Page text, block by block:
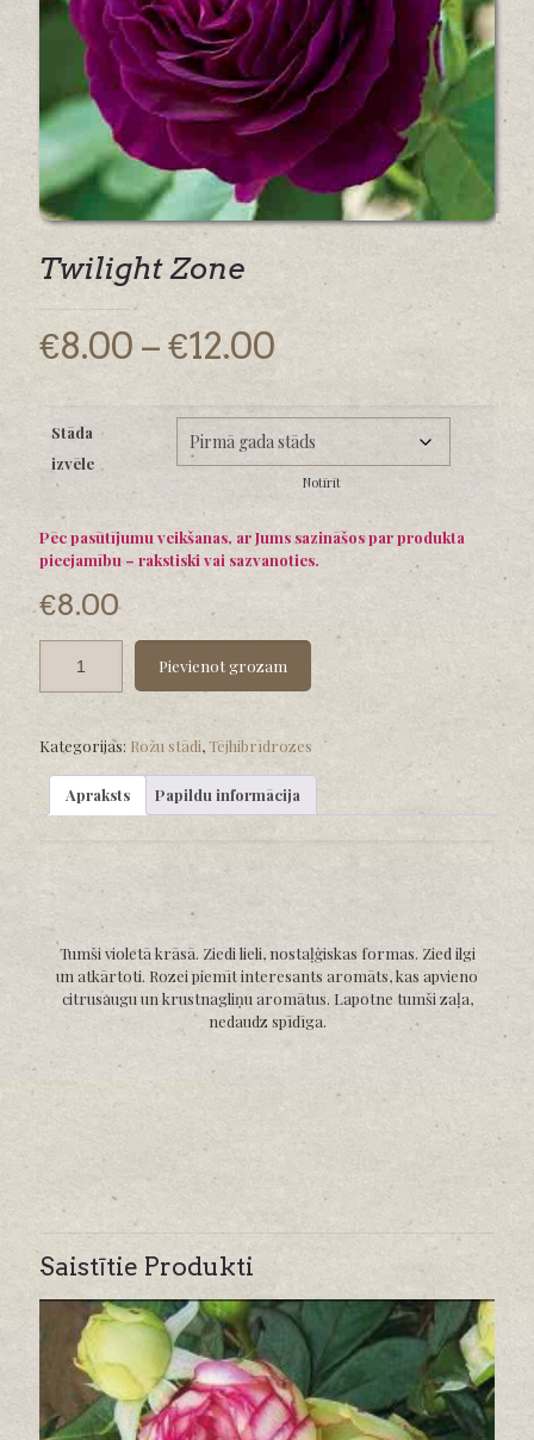
Twilight Zone
€8.00 –€12.00
€8.00
through
€12.00
Stāda
izvēle
Notīrīt
Pēc pasūtījumu veikšanas, ar Jums sazināšos par produkta
pieejamību – rakstiski vai sazvanoties.
€8.00
Pievienot grozam
Kategorijas: Rožu stādi,Tējhibrīdrozes
Apraksts Papildu informācija
Tumši violetā krāsā. Ziedi lieli, nostaļģiskas formas. Zied ilgi
un atkārtoti. Rozei piemīt interesants aromāts, kas apvieno
citrusaugu un krustnagliņu aromātus. Lapotne tumši zaļa,
nedaudz spīdīga.
Saistītie Produkti